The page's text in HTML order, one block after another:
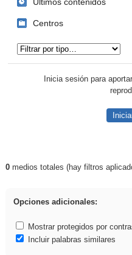
Centros
Inicia sesión para
Resultados de:
0medios totales (hay filtros
Opciones adicionales:
Mostrar protegidos por
Incluir palabras similares